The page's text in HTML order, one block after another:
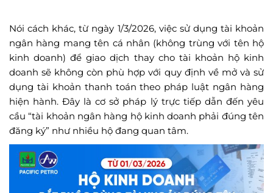
Nói cách khác, từ ngày 1/3/2026, việc sử dụng tài khoản
ngân hàng mang tên cá nhân (không trùng với tên hộ
kinh doanh) để giao dịch thay cho tài khoản hộ kinh
doanh sẽ không còn phù hợp với quy định về mở và sử
dụng tài khoản thanh toán theo pháp luật ngân hàng
hiện hành. Đây là cơ sở pháp lý trực tiếp dẫn đến yêu
cầu “tài khoản ngân hàng hộ kinh doanh phải đúng tên
đăng ký” như nhiều hộ đang quan tâm.